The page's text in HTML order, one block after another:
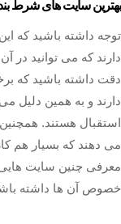
بهترین سایت‌ های شرط
توجه داشته باشید که
دارند که می توانید در
دقت داشته باشید که
دارند و به همین دلیل
استقبال هستند. همچنین
می دهند که بسیار هم
معرفی چنین سایت هایی
خصوص آن ها داشته